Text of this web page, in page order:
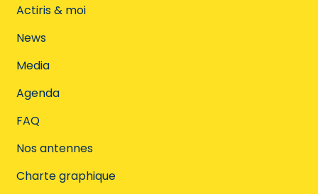
Actiris & moi
News
Media
Agenda
FAQ
Nos antennes
Charte graphique